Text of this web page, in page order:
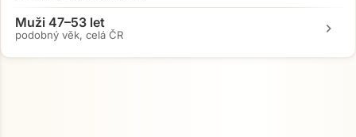
Muži 47–53 let
podobný věk, celá ČR chevron_right